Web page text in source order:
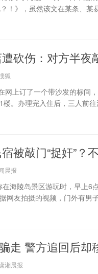
》，虽然该文在某条、某易
砍伤：对方半夜
狐
上订了一个带沙发的标间
。办理完入住后，三人前往
被敲门“捉奸”？
晨报
海陵岛景区游玩时，早上6
友拍摄的视频，门外有男子
走 警方追回后却
湘晨报